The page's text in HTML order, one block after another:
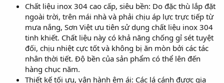
Chất liệu inox 304 cao cấp, siêu bền: Do đặc thù lắp đặt
ngoài trời, trên mái nhà và phải chịu áp lực trực tiếp từ
mưa nắng, Sơn Việt ưu tiên sử dụng chất liệu inox 304
tinh khiết. Chất liệu này có khả năng chống gỉ sét tuyệt
đối, chịu nhiệt cực tốt và không bị ăn mòn bởi các tác
nhân thời tiết. Độ bền của sản phẩm có thể lên đến
hàng chục năm.
Thiết kế tối ưu, vận hành êm ái: Các lá cánh được gia